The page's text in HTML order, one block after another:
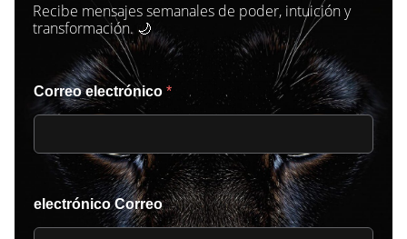
Recibe mensajes semanales de poder, intuición y
transformación. 🌙
Correo electrónico *
electrónico Correo